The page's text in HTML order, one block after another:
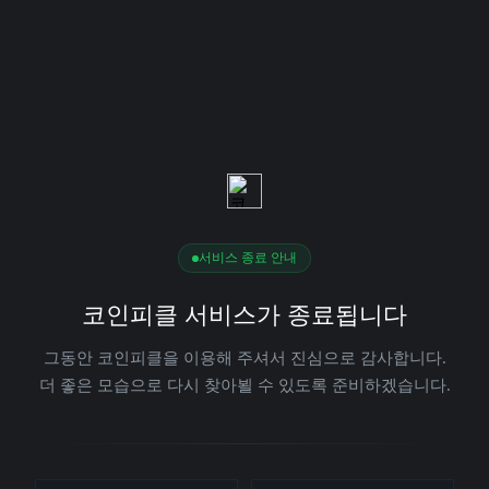
서비스 종료 안내
코인피클 서비스가 종료됩니다
그동안 코인피클을 이용해 주셔서 진심으로 감사합니다.
더 좋은 모습으로 다시 찾아뵐 수 있도록 준비하겠습니다.